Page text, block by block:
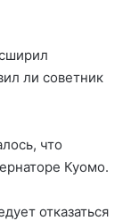
ли советник
что
Куомо.
отказаться